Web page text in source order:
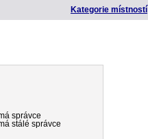
Kategorie místností
správce
stálé správce